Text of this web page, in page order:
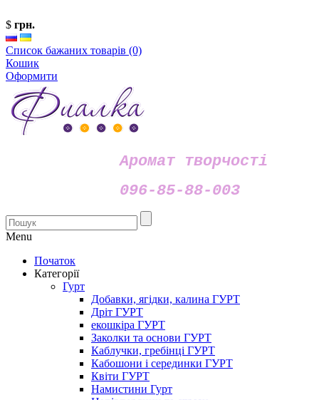
$ грн.
Список бажаних товарів (0)
Кошик
Оформити
Аромат творчості
096-85-88-003
Menu
Початок
Категорії
Гурт
Добавки, ягідки, калина ГУРТ
Дріт ГУРТ
екошкіра ГУРТ
Заколки та основи ГУРТ
Каблучки, гребінці ГУРТ
Кабошони і серединки ГУРТ
Квіти ГУРТ
Намистини Гурт